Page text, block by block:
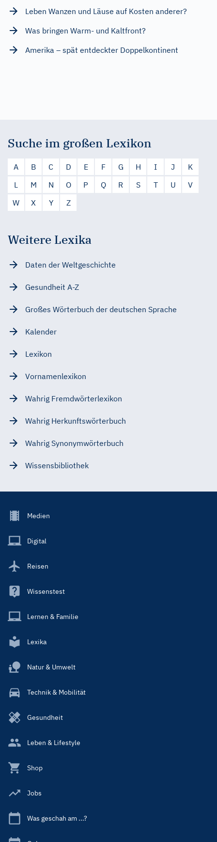
Leben Wanzen und Läuse auf Kosten anderer?
Was bringen Warm- und Kaltfront?
Amerika – spät entdeckter Doppelkontinent
Suche im großen Lexikon
A B C D E F G H I J
K
L
M N O P Q R S T U
V
W
X Y Z
Weitere Lexika
Daten der Weltgeschichte
Gesundheit A-Z
Großes Wörterbuch der deutschen Sprache
Kalender
Lexikon
Vornamenlexikon
Wahrig Fremdwörterlexikon
Wahrig Herkunftswörterbuch
Wahrig Synonymwörterbuch
Wissensbibliothek
Footer
Main
Medien
Digital
Reisen
Wissenstest
Lernen & Familie
Lexika
Natur & Umwelt
Technik & Mobilität
Gesundheit
Leben & Lifestyle
Shop
Jobs
Was geschah am ...?